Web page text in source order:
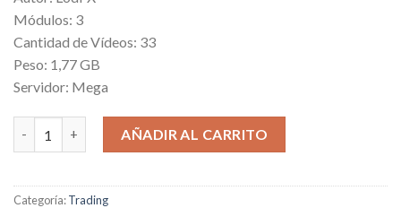
Módulos: 3
Cantidad de Vídeos: 33
Peso: 1,77 GB
Servidor: Mega
Curso Completo desde cero online cantidad
AÑADIR AL CARRITO
Categoría:Trading